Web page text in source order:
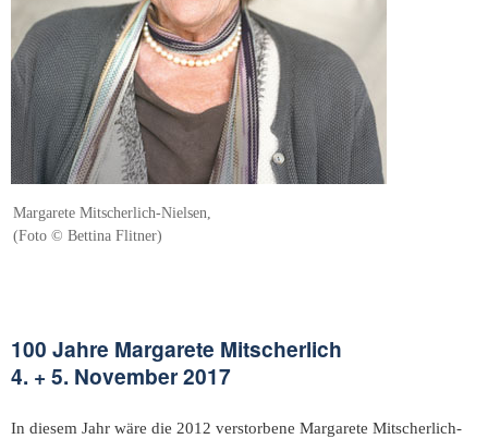
Margarete Mitscherlich-Nielsen,
(Foto © Bettina Flitner)
100 Jahre Margarete Mitscherlich
4. + 5. November 2017
In diesem Jahr wäre die 2012 verstorbene Margarete Mitscherlich-